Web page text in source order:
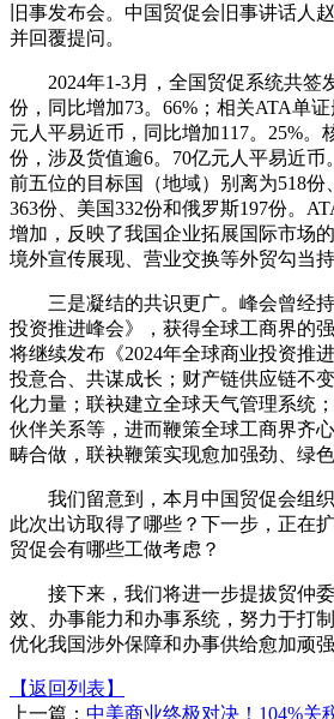
旧事发布会。中国贸促会旧事讲话人
并回覆提问。
2024年1-3月，全国贸促系统共签
份，同比增加73。66%；相关ATA单
元人平易近币，同比增加117。25%。
份，涉及货值逾6。70亿元人平易近币
前五位的目标国（地域）别离为518份
363份、美国332份和俄罗斯197份。
增加，反映了我国企业拓展国际市场
境外宣传展现、营业交换等外贸勾当持
三是凝结的共识更广。峰会曾经持
投资推进峰会》，获得全球工商界的
将继续发布《2024年全球商业投资推
投意合、共谋成长；财产链供应链不
化力量；联袂建立全球天气管理系统
伙伴关系等，进而鞭策全球工商界齐
畴合做，联袂鞭策实现愈加强劲、绿
我们留意到，本月中国贸促会组织
此次出访取得了哪些？下一步，正在
贸促会有哪些工做考虑？
接下来，我们将进一步提拔贸仲委
效、办事能力和办事系统，努力于打
优化我国涉外保障和办事供给愈加顽强
【返回列表】
上一篇： 中美商业终极对决！104%关